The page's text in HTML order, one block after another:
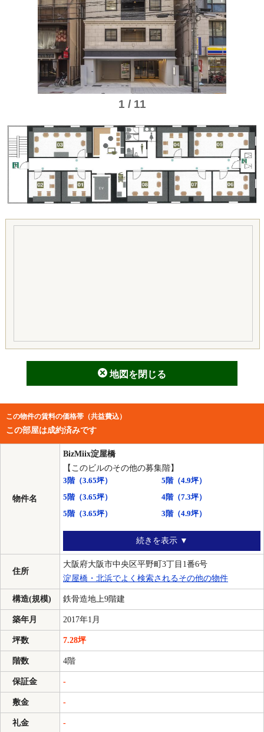
1 / 11
地図を閉じる
この物件の賃料の価格帯（共益費込）
この部屋は成約済みです
物件名
BizMiix淀屋橋
【このビルのその他の募集階】
3階（3.65坪） 5階（4.9坪）
5階（3.65坪） 4階（7.3坪）
5階（3.65坪） 3階（4.9坪）
続きを表示 ▼
住所
大阪府大阪市中央区平野町3丁目1番6号
淀屋橋・北浜でよく検索されるその他の物件
構造(規模) 鉄骨造地上9階建
築年月 2017年1月
坪数 7.28坪
階数 4階
保証金 -
敷金 -
礼金 -